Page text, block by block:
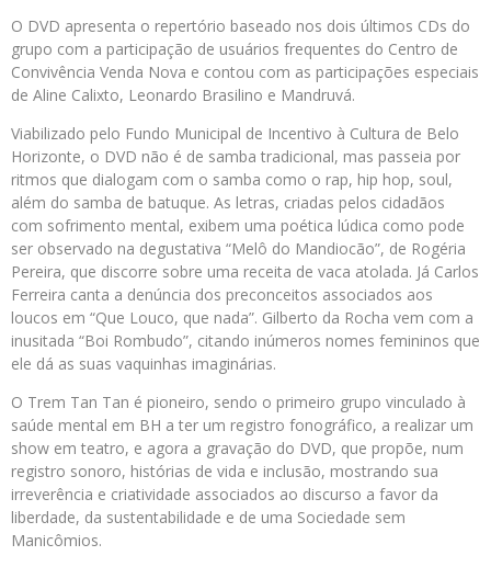
O DVD apresenta o repertório baseado nos dois últimos CDs do
grupo com a participação de usuários frequentes do Centro de
Convivência Venda Nova e contou com as participações especiais
de Aline Calixto, Leonardo Brasilino e Mandruvá.
Viabilizado pelo Fundo Municipal de Incentivo à Cultura de Belo
Horizonte, o DVD não é de samba tradicional, mas passeia por
ritmos que dialogam com o samba como o rap, hip hop, soul,
além do samba de batuque. As letras, criadas pelos cidadãos
com sofrimento mental, exibem uma poética lúdica como pode
ser observado na degustativa “Melô do Mandiocão”, de Rogéria
Pereira, que discorre sobre uma receita de vaca atolada. Já Carlos
Ferreira canta a denúncia dos preconceitos associados aos
loucos em “Que Louco, que nada”. Gilberto da Rocha vem com a
inusitada “Boi Rombudo”, citando inúmeros nomes femininos que
ele dá as suas vaquinhas imaginárias.
O Trem Tan Tan é pioneiro, sendo o primeiro grupo vinculado à
saúde mental em BH a ter um registro fonográfico, a realizar um
show em teatro, e agora a gravação do DVD, que propõe, num
registro sonoro, histórias de vida e inclusão, mostrando sua
irreverência e criatividade associados ao discurso a favor da
liberdade, da sustentabilidade e de uma Sociedade sem
Manicômios.